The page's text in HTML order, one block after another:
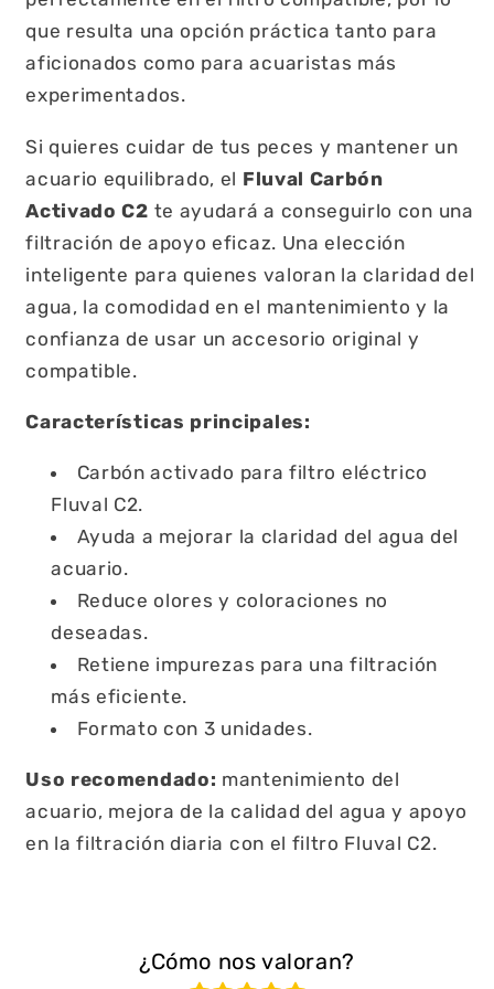
que resulta una opción práctica tanto para
aficionados como para acuaristas más
experimentados.
Si quieres cuidar de tus peces y mantener un
acuario equilibrado, el Fluval Carbón
Activado C2 te ayudará a conseguirlo con una
filtración de apoyo eficaz. Una elección
inteligente para quienes valoran la claridad del
agua, la comodidad en el mantenimiento y la
confianza de usar un accesorio original y
compatible.
Características principales:
Carbón activado para filtro eléctrico
Fluval C2.
Ayuda a mejorar la claridad del agua del
acuario.
Reduce olores y coloraciones no
deseadas.
Retiene impurezas para una filtración
más eficiente.
Formato con 3 unidades.
Uso recomendado: mantenimiento del
acuario, mejora de la calidad del agua y apoyo
en la filtración diaria con el filtro Fluval C2.
¿Cómo nos valoran?